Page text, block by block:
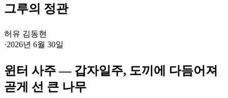
그루의 정관
허유 김동현
·2026년 6월 30일
윈터 사주 — 갑자일주, 도끼에 다듬어져
곧게 선 큰 나무